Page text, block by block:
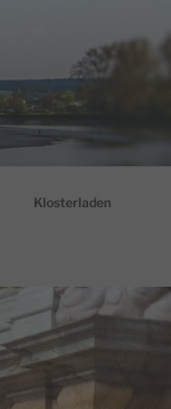
Klosterladen